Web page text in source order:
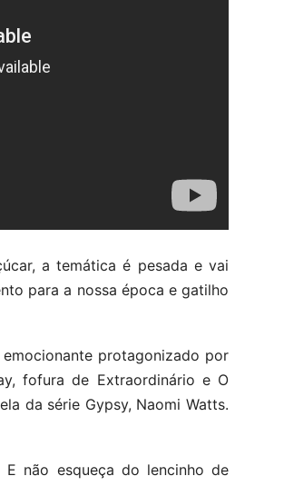
a temática é pesada e vai
para a nossa época e gatilho
protagonizado por
fofura de Extraordinário e O
da série Gypsy, Naomi Watts.
não esqueça do lencinho de